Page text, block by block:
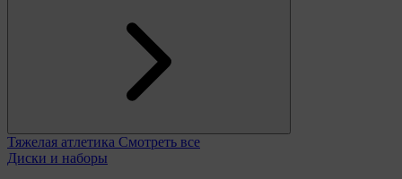
Тяжелая атлетика Смотреть все
Диски и наборы